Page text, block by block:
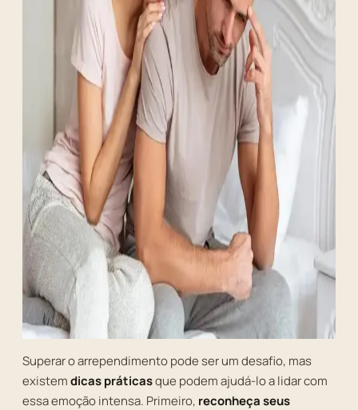
Superar o arrependimento pode ser um desafio, mas
existemdicas práticasque podem ajudá-lo a lidar com
essa emoção intensa. Primeiro, reconheça seus